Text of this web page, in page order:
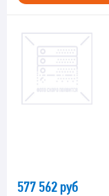
577 562 руб